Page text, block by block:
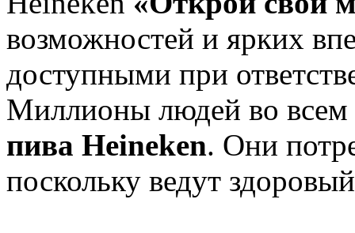
возможностей и ярких
доступными при
Миллионы людей во
пива Heineken. Они
поскольку ведут